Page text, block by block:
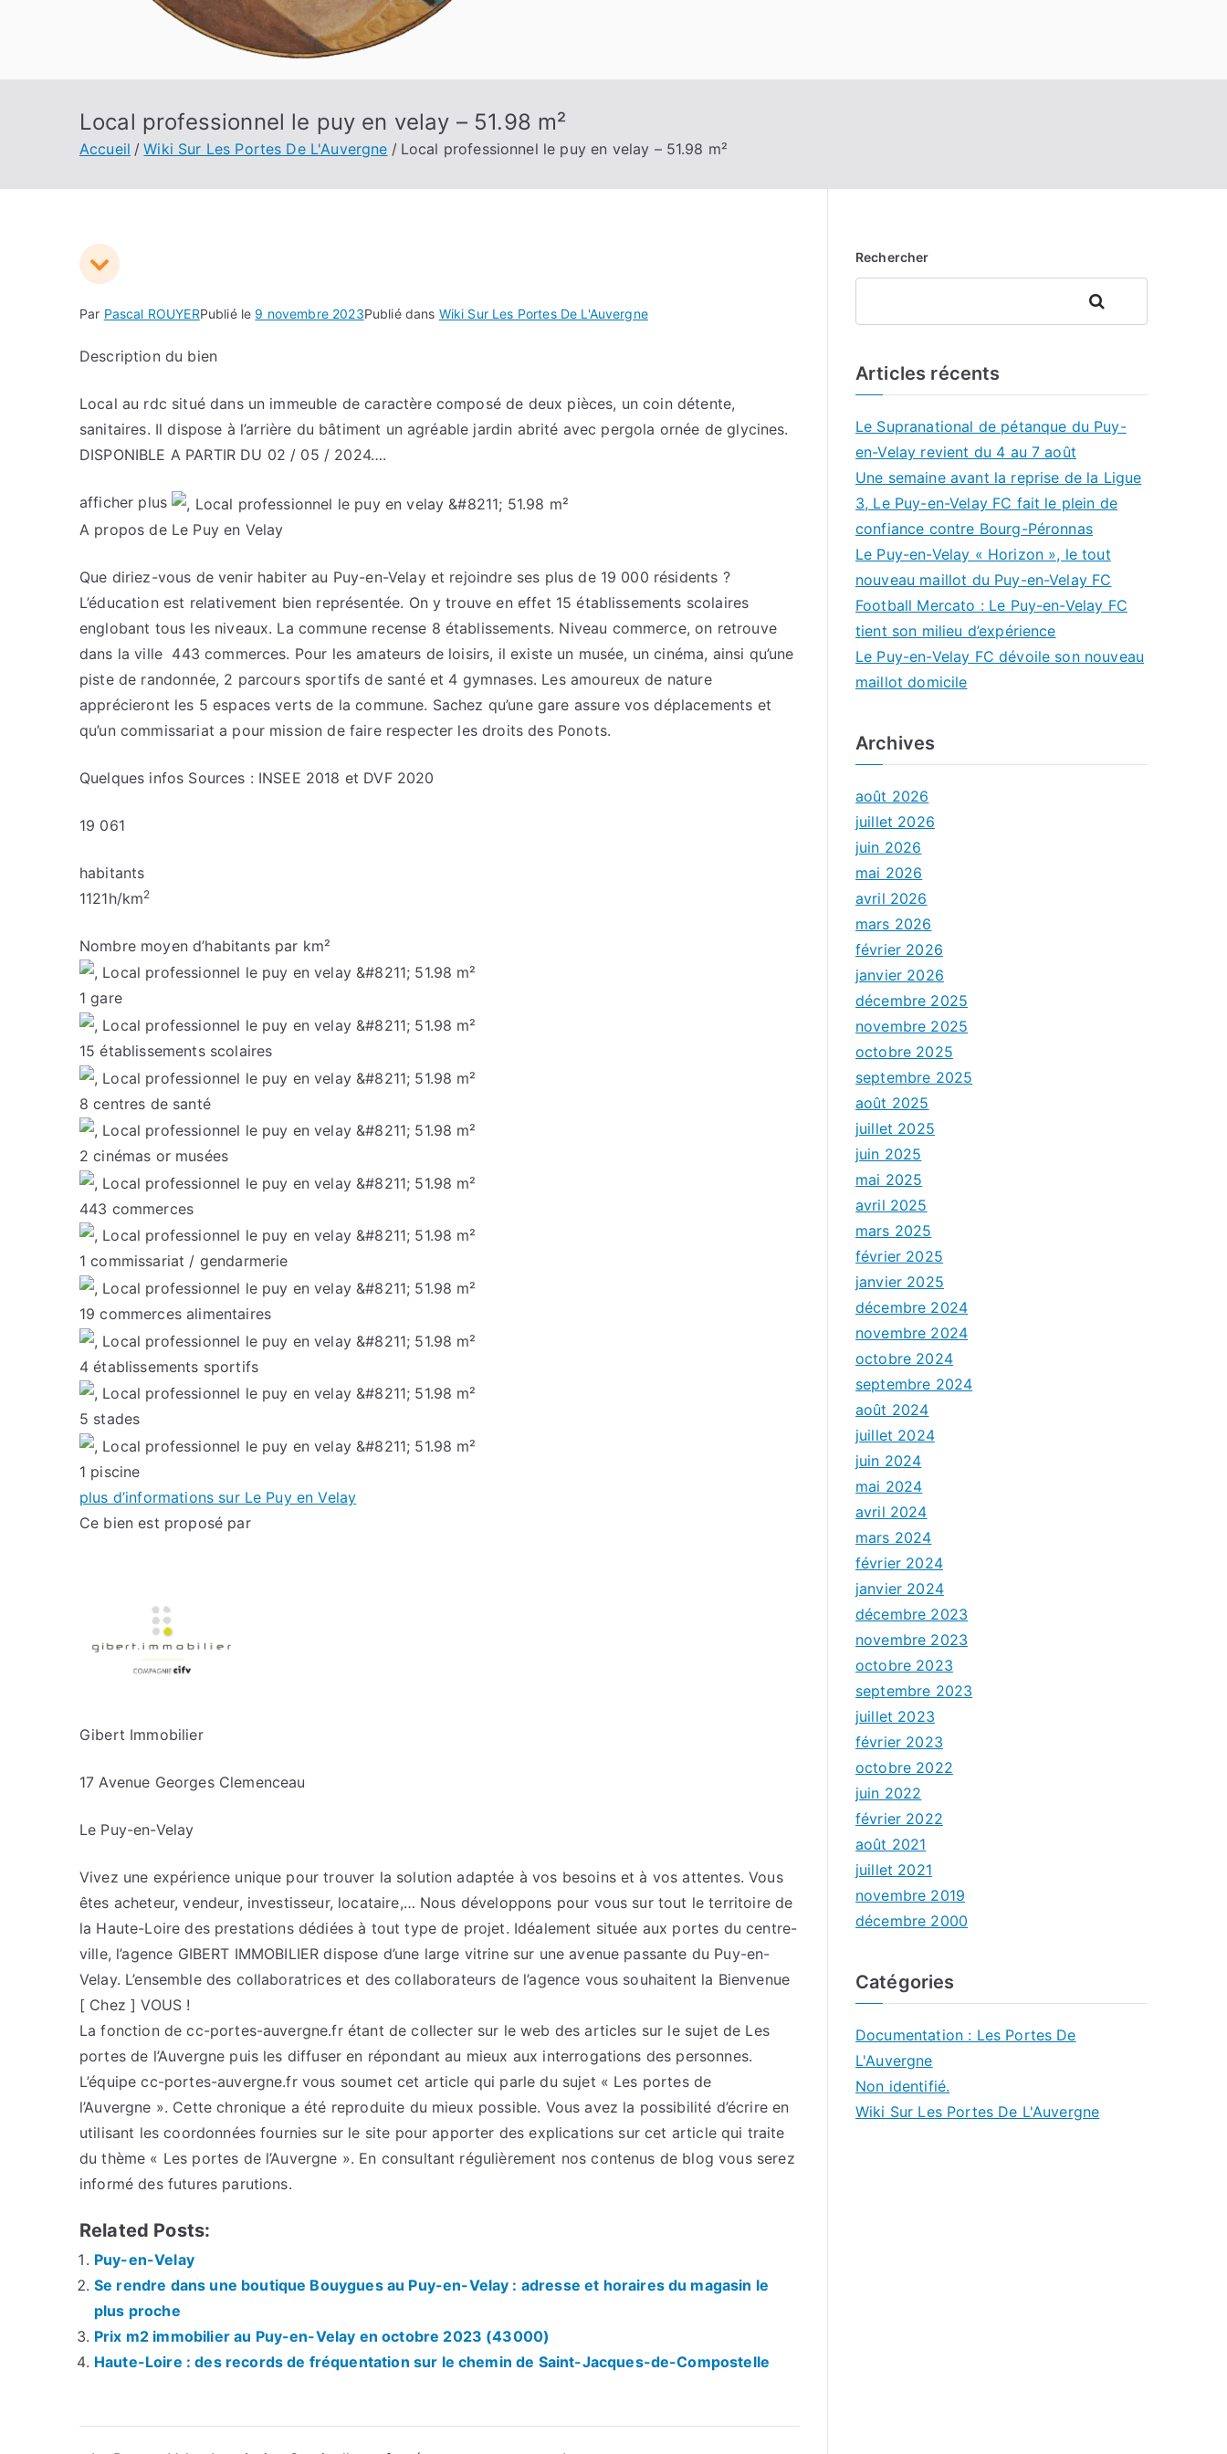
Local professionnel le puy en velay – 51.98 m²
Accueil Wiki Sur Les Portes De L'Auvergne Local professionnel le puy en velay – 51.98 m²
Par Pascal ROUYERPublié le 9 novembre 2023Publié dans Wiki Sur Les Portes De L'Auvergne
Description du bien
Local au rdc situé dans un immeuble de caractère composé de deux pièces, un coin détente,
sanitaires. Il dispose à l’arrière du bâtiment un agréable jardin abrité avec pergola ornée de glycines.
DISPONIBLE A PARTIR DU 02 / 05 / 2024….
afficher plus
A propos de Le Puy en Velay
Que diriez-vous de venir habiter au Puy-en-Velay et rejoindre ses plus de 19 000 résidents ?
L’éducation est relativement bien représentée. On y trouve en effet 15 établissements scolaires
englobant tous les niveaux. La commune recense 8 établissements. Niveau commerce, on retrouve
dans la ville 443 commerces. Pour les amateurs de loisirs, il existe un musée, un cinéma, ainsi qu’une
piste de randonnée, 2 parcours sportifs de santé et 4 gymnases. Les amoureux de nature
apprécieront les 5 espaces verts de la commune. Sachez qu’une gare assure vos déplacements et
qu’un commissariat a pour mission de faire respecter les droits des Ponots.
Quelques infos Sources : INSEE 2018 et DVF 2020
19 061
habitants
1121h/km2
Nombre moyen d’habitants par km²
1gare
15établissements scolaires
8centres de santé
2cinémas or musées
443 commerces
1commissariat / gendarmerie
19commerces alimentaires
4établissements sportifs
5 stades
1 piscine
plus d’informations sur Le Puy en Velay
Ce bien est proposé par
Gibert Immobilier
17 Avenue Georges Clemenceau
Le Puy-en-Velay
Vivez une expérience unique pour trouver la solution adaptée à vos besoins et à vos attentes. Vous
êtes acheteur, vendeur, investisseur, locataire,… Nous développons pour vous sur tout le territoire de
la Haute-Loire des prestations dédiées à tout type de projet. Idéalement située aux portes du centre-
ville, l’agence GIBERT IMMOBILIER dispose d’une large vitrine sur une avenue passante du Puy-en-
Velay. L’ensemble des collaboratrices et des collaborateurs de l’agence vous souhaitent la Bienvenue
[ Chez ] VOUS !
La fonction de cc-portes-auvergne.fr étant de collecter sur le web des articles sur le sujet de Les
portes de l’Auvergne puis les diffuser en répondant au mieux aux interrogations des personnes.
L’équipe cc-portes-auvergne.fr vous soumet cet article qui parle du sujet « Les portes de
l’Auvergne ». Cette chronique a été reproduite du mieux possible. Vous avez la possibilité d’écrire en
utilisant les coordonnées fournies sur le site pour apporter des explications sur cet article qui traite
du thème « Les portes de l’Auvergne ». En consultant régulièrement nos contenus de blog vous serez
informé des futures parutions.
Related Posts:
Puy-en-Velay
Se rendre dans une boutique Bouygues au Puy-en-Velay : adresse et horaires du magasin le
plus proche
Prix m2 immobilier au Puy-en-Velay en octobre 2023 (43000)
Haute-Loire : des records de fréquentation sur le chemin de Saint-Jacques-de-Compostelle
Rechercher
Rechercher
Articles récents
Le Supranational de pétanque du Puy-
en-Velay revient du 4 au 7 août
Une semaine avant la reprise de la Ligue
3, Le Puy-en-Velay FC fait le plein de
confiance contre Bourg-Péronnas
Le Puy-en-Velay « Horizon », le tout
nouveau maillot du Puy-en-Velay FC
Football Mercato : Le Puy-en-Velay FC
tient son milieu d’expérience
Le Puy-en-Velay FC dévoile son nouveau
maillot domicile
Archives
août 2026
juillet 2026
juin 2026
mai 2026
avril 2026
mars 2026
février 2026
janvier 2026
décembre 2025
novembre 2025
octobre 2025
septembre 2025
août 2025
juillet 2025
juin 2025
mai 2025
avril 2025
mars 2025
février 2025
janvier 2025
décembre 2024
novembre 2024
octobre 2024
septembre 2024
août 2024
juillet 2024
juin 2024
mai 2024
avril 2024
mars 2024
février 2024
janvier 2024
décembre 2023
novembre 2023
octobre 2023
septembre 2023
juillet 2023
février 2023
octobre 2022
juin 2022
février 2022
août 2021
juillet 2021
novembre 2019
décembre 2000
Catégories
Documentation : Les Portes De
L'Auvergne
Non identifié.
Wiki Sur Les Portes De L'Auvergne